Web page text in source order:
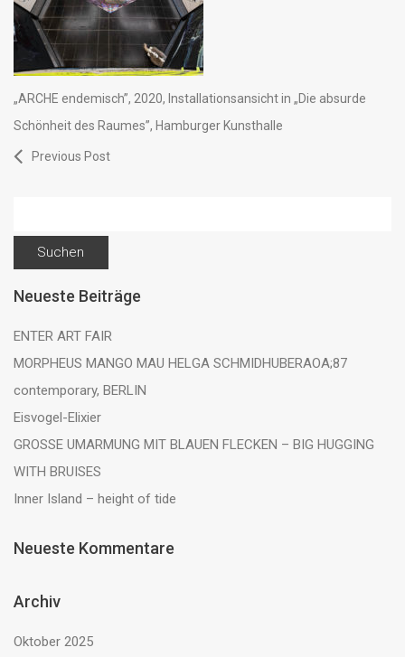
„ARCHE endemisch”, 2020, Installationsansicht in „Die absurde
Schönheit des Raumes”, Hamburger Kunsthalle
Previous Post
nach:
Neueste Beiträge
ENTER ART FAIR
MORPHEUS MANGO MAU HELGA SCHMIDHUBERAOA;87
contemporary, BERLIN
Eisvogel-Elixier
GROSSE UMARMUNG MIT BLAUEN FLECKEN – BIG HUGGING
WITH BRUISES
Inner Island – height of tide
Neueste Kommentare
Archiv
Oktober 2025